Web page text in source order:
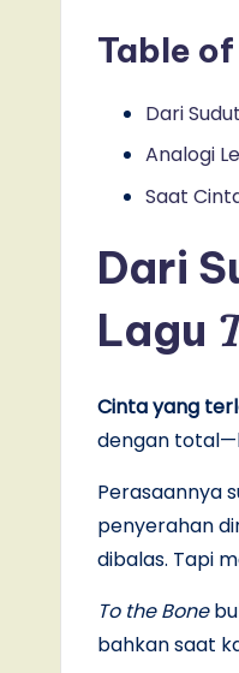
Table
Dari
Analogi
Saat
Dari
Lagu
Cinta yang
dengan
Perasaannya
penyerahan
dibalas. Tapi
To the Bone
bahkan saat